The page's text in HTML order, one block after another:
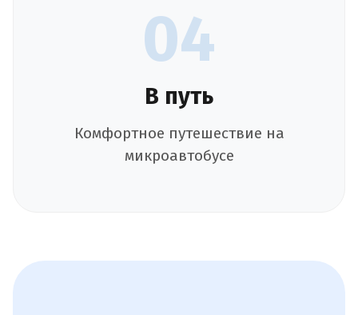
04
В путь
Комфортное путешествие на
микроавтобусе